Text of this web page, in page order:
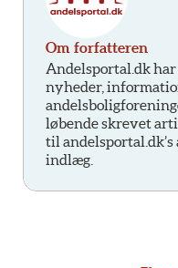
Om forfatteren
Andelsportal.dk
nyheder,
løbende skrevet
til
indlæg.